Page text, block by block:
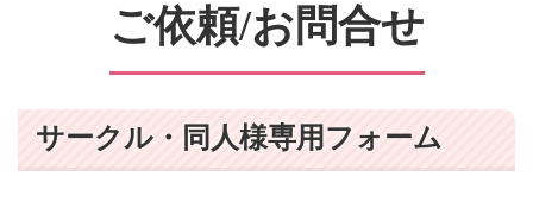
ご依頼/お問合せ
サークル・同人様専用フォーム